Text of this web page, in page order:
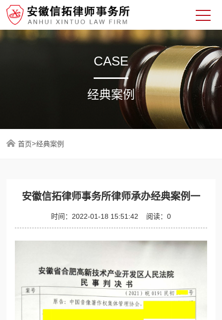
CASE
经典案例
首页>经典案例
安徽信拓律师事务所律师承办经典案例一
时间： 2022-01-18 15:51:42 阅读： 0